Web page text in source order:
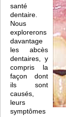
santé
dentaire.
Nous
explorerons
davantage
les abcès
dentaires, y
compris la
façon dont
ils sont
causés,
leurs
symptômes